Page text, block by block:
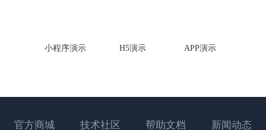
小程序演示 H5演示 APP演示
官方商城 技术社区 帮助文档
新闻动态